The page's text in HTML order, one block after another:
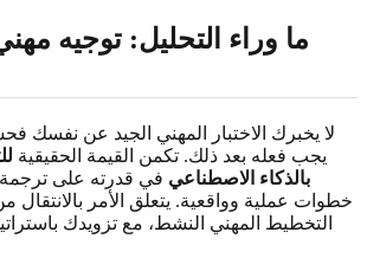
ما وراء التحليل: توجيه
لا يخبرك الاختبار المهني الجيد عن نفسك
يجب فعله بعد ذلك. تكمن القيمة الحقيقية
بالذكاء الاصطناعي في قدرته على
خطوات عملية وواقعية. يتعلق الأمر
التخطيط المهني النشط، مع تزويدك